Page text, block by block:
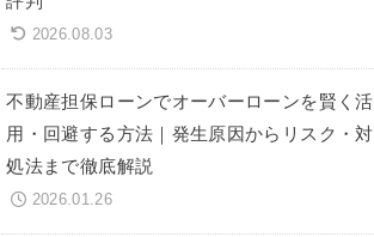
2026.08.03
不動産担保ローンでオーバーローンを賢く活
用・回避する方法｜発生原因からリスク・対
処法まで徹底解説
2026.01.26